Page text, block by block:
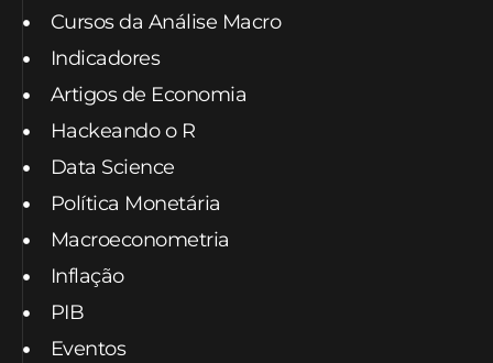
Cursos da Análise Macro
Indicadores
Artigos de Economia
Hackeando o R
Data Science
Política Monetária
Macroeconometria
Inflação
PIB
Eventos